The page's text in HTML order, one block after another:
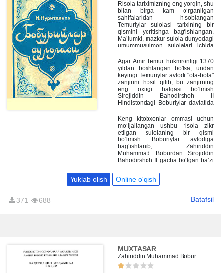
Risola tariximizning eng yorqin, shu
bilan birga kam o‘rganilgan
sahifalaridan hisoblangan
Temuriylar sulolasi tarixining bir
qismini yoritishga bag‘ishlangan.
Ma’lumki, mazkur sulola dunyodagi
umummusulmon sulolalari ichida
davrni qamrab olgan sulola
hisoblanadi.
Agar Amir Temur hukmronligi 1370
yildan boshlangan bo'lsa, undan
keyingi Temuriylar avlodi "ota-bola"
zanjirini hosil qilib, bu zanjirning
eng oxirgi halqasi bo‘lmish
Sirojiddin Bahodirshoh II
Hindistondagi Boburiylar davlatida
taxtdan chetlatilgan. Bir so‘z bilan
aytganda, bu sulola salkam 500 yil
hukmronlik qilgan.
Keng kitobxonlar ommasi uchun
mo‘ljallangan ushbu risola zikr
etilgan sulolaning bir qismi
bo‘lmish Boburiylar avlodiga
bag‘ishlanib, Zahiriddin
Muhammad Boburdan Sirojiddin
Bahodirshoh II gacha bo‘lgan ba’zi
Yuklab olish Online o'qish
371 688 Batafsil
MUXTASAR
Zahiriddin Muhammad Bobur